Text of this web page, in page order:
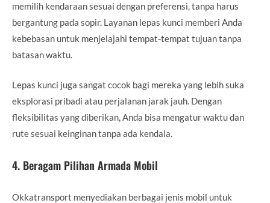
memilih kendaraan sesuai dengan preferensi, tanpa harus
bergantung pada sopir. Layanan lepas kunci memberi Anda
kebebasan untuk menjelajahi tempat-tempat tujuan tanpa
batasan waktu.
Lepas kunci juga sangat cocok bagi mereka yang lebih suka
eksplorasi pribadi atau perjalanan jarak jauh. Dengan
fleksibilitas yang diberikan, Anda bisa mengatur waktu dan
rute sesuai keinginan tanpa ada kendala.
4. Beragam Pilihan Armada Mobil
Okkatransport menyediakan berbagai jenis mobil untuk